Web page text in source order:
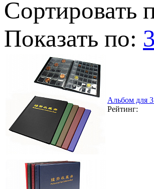
Сортировать
Показать по:
Альбом для
Рейтинг: